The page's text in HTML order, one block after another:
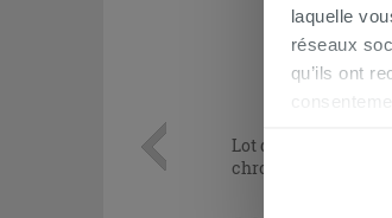
laquelle
réseaux
qu’ils ont
Lot de 2 coudes
chromé